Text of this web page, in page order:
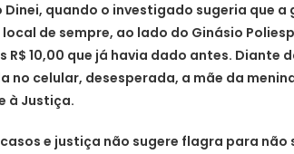
Dinei, quando o investigado sugeria que
local de sempre, ao lado do Ginásio
R$ 10,00 que já havia dado antes. Diante
no celular, desesperada, a mãe da
à Justiça.
casos e justiça não sugere flagra para